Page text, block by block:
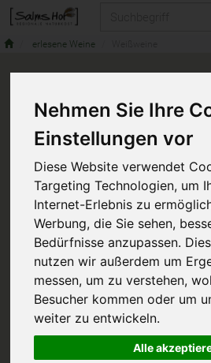
Nehmen Sie Ihre
Einstellungen vor
Diese Website verwendet
Targeting Technologien, um
Internet-Erlebnis zu
Werbung, die Sie sehen,
Bedürfnisse anzupassen.
nutzen wir außerdem um
messen, um zu verstehen,
Besucher kommen oder um
weiter zu entwickeln.
Alle
erlesene Weine